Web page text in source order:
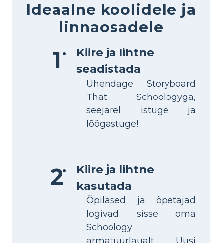
Ideaalne koolidele ja
linnaosadele
Kiire ja lihtne
seadistada
Ühendage Storyboard
That Schoologyga,
seejärel istuge ja
lõõgastuge!
Kiire ja lihtne
kasutada
Õpilased ja õpetajad
logivad sisse oma
Schoology
armatuurlaualt. Uusi